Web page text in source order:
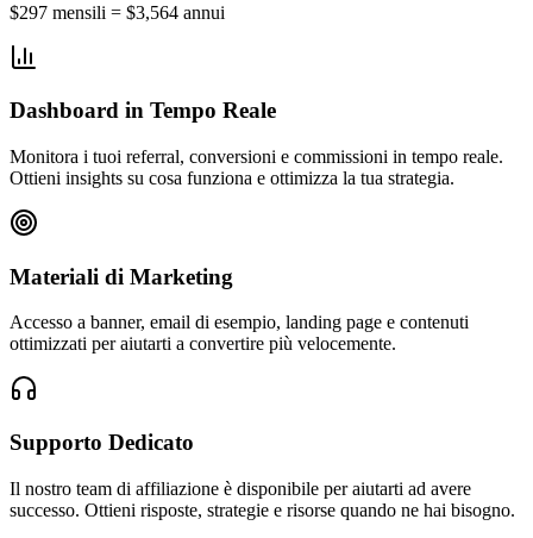
$297 mensili = $3,564 annui
Dashboard in Tempo Reale
Monitora i tuoi referral, conversioni e commissioni in tempo reale.
Ottieni insights su cosa funziona e ottimizza la tua strategia.
Materiali di Marketing
Accesso a banner, email di esempio, landing page e contenuti
ottimizzati per aiutarti a convertire più velocemente.
Supporto Dedicato
Il nostro team di affiliazione è disponibile per aiutarti ad avere
successo. Ottieni risposte, strategie e risorse quando ne hai bisogno.